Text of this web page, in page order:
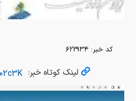
کد خبر: ۶۲۲۹۳۴
لینک کوتاه خبر: